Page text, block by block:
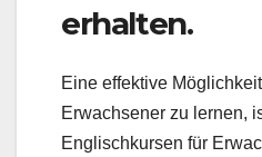
erhalten.
Eine effektive
Erwachsener zu lernen,
Englischkursen für